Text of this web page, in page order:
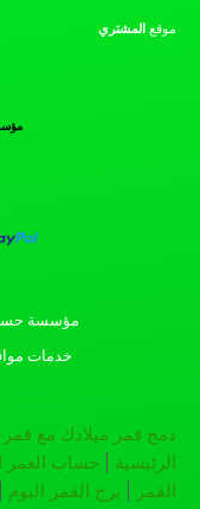
موقع المشتري
مؤسسة حسن
خدمات
دمج قمر ميلادك مع قمر
الرئيسية
حساب العمر
القمر
برج القمر اليوم